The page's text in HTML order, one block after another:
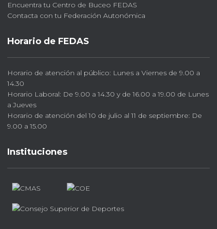
Encuentra tu Centro de Buceo FEDAS
Contacta con tu Federación Autonómica
Horario de FEDAS
Horario de atención al público: Lunes a Viernes de 9.00 a
14.30
Horario Laboral: De 9.00 a 14.30 y de 16.00 a 19.00 de Lunes
a Jueves
Horario de atención del 10 de julio al 11 de septiembre: De
9.00 a 15.00
Instituciones